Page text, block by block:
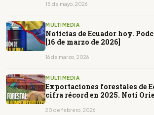
15 de mayo, 2026
MULTIMEDIA
Noticias de Ecuador hoy.
[16 de marzo de 2026]
16 de marzo, 2026
MULTIMEDIA
Exportaciones forestales de
cifra récord en 2025. Noti
20 de febrero, 2026